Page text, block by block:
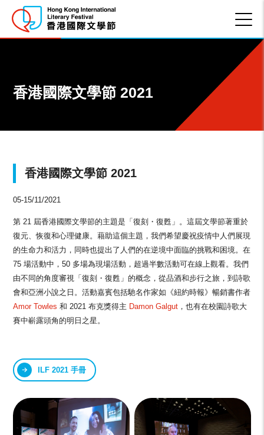
香港國際文學節 2021
香港國際文學節 2021
05-15/11/2021
第 21 屆香港國際文學節的主題是「復刻・復甦」。這屆文學節著重於
復元、恢復和心理健康。藉助這個主題，我們希望慶祝疫情中人們展現
的生命力和活力，同時也提出了人們的在逆境中面臨的挑戰和困境。在
75 場活動中，50 多場為現場活動，超過半數活動可在線上觀看。我們
由不同的角度審視「復刻・復甦」的概念，從品酒和步行之旅，到詩歌
會和亞洲小說之日。活動嘉賓包括馳名作家如《紐約時報》暢銷書作者
Amor Towles 和 2021 布克獎得主 Damon Galgut ，也有在校園詩歌大
賽中嶄露頭角的明日之星。
ILF 2021 手冊